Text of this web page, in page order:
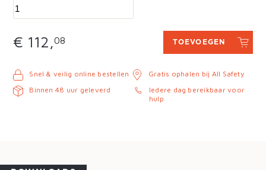
€ 112,08 TOEVOEGEN
Snel & veilig online bestellen
Binnen 48 uur geleverd
Gratis ophalen bij All Safety
Iedere dag bereikbaar voor
hulp